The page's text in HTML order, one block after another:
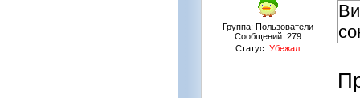
Группа: Пользователи
Сообщений: 279
Статус: Убежал